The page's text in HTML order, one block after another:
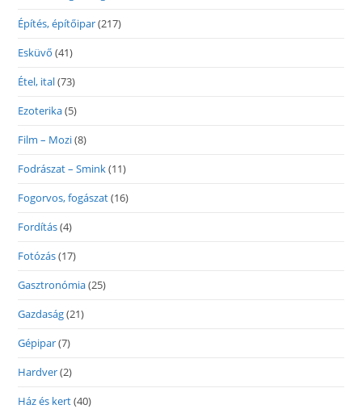
Építés, építőipar(217)
Esküvő (41)
Étel, ital(73)
Ezoterika(5)
Film – Mozi(8)
Fodrászat – Smink(11)
Fogorvos, fogászat(16)
Fordítás(4)
Fotózás(17)
Gasztronómia(25)
Gazdaság(21)
Gépipar(7)
Hardver(2)
Ház és kert(40)